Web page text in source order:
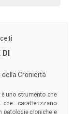
DI
Cronicità
uno strumento che
caratterizzano
patologie croniche e